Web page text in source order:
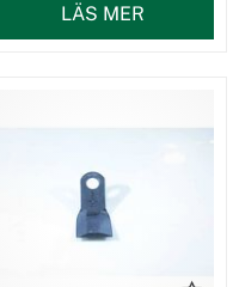
LÄS MER